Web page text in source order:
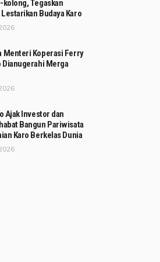
kolong, Tegaskan
Budaya Karo
Menteri Koperasi Ferry
Merga
Ajak Investor dan
Bangun Pariwisata
Karo Berkelas Dunia